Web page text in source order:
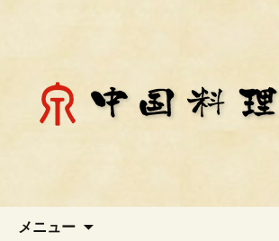
「チェン」のお知らせ
メニュー